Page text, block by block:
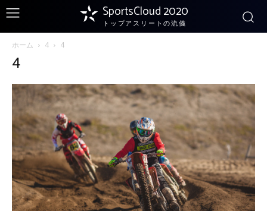
SportsCloud 2020
トップアスリートの流儀
ホーム 4 4
4